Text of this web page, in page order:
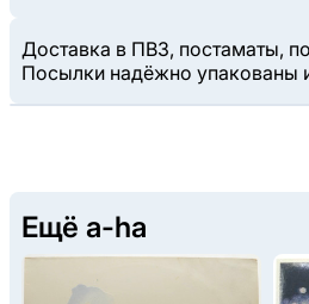
Доставка в ПВЗ, постаматы,
Посылки надёжно упакованы
Ещё a-ha